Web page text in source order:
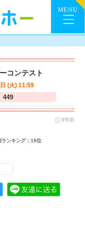
コンテスト
(火) 11:59
449
9年前
ランキング：15位